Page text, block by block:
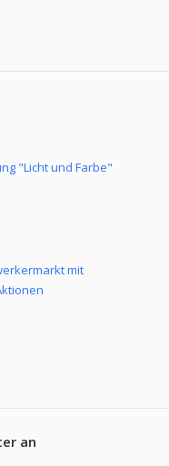
"Licht und Farbe"
mit
an